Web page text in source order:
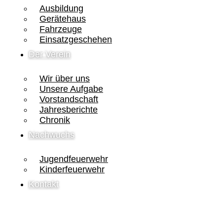
Ausbildung
Gerätehaus
Fahrzeuge
Einsatzgeschehen
Der Verein
Wir über uns
Unsere Aufgabe
Vorstandschaft
Jahresberichte
Chronik
Nachwuchs
Jugendfeuerwehr
Kinderfeuerwehr
Kontakt